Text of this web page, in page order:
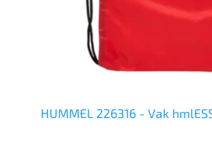
HUMMEL 226316 - Vak